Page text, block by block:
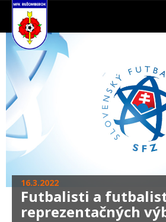
16.3.2022
Futbalisti a
reprezentačných